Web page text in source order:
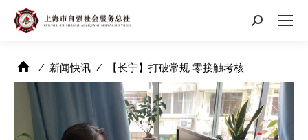
搜
⁄ 新闻快讯 ⁄ 【长宁】打破常规 零接触考核